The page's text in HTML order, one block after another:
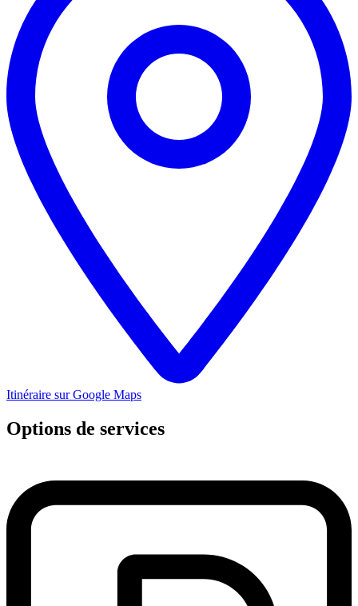
Itinéraire sur Google Maps
Options de services